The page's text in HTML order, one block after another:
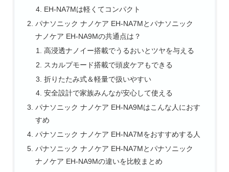
EH-NA7Mは軽くてコンパクト
パナソニック ナノケア EH-NA7Mとパナソニック
ナノケア EH-NA9Mの共通点は？
高浸透ナノイー搭載でうるおいとツヤを与える
スカルプモード搭載で頭皮ケアもできる
折りたたみ式＆軽量で扱いやすい
安全設計で家族みんなが安心して使える
パナソニック ナノケア EH-NA9Mはこんな人におす
すめ
パナソニック ナノケア EH-NA7Mをおすすめする人
パナソニック ナノケア EH-NA7Mとパナソニック
ナノケア EH-NA9Mの違いを比較まとめ